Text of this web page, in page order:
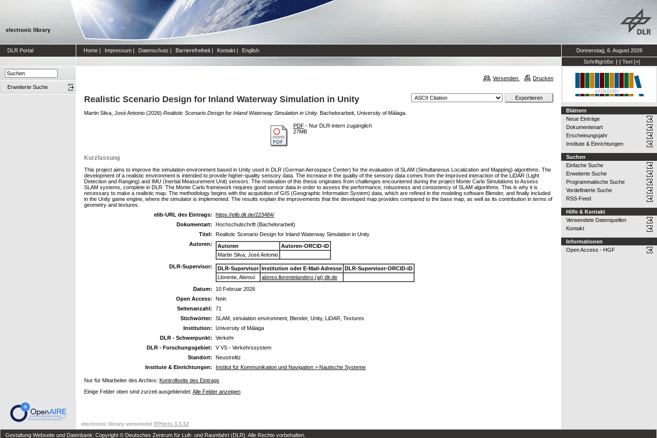
DLR Portal Home | Impressum | Datenschutz | Barrierefreiheit | Kontakt | English
Donnerstag, 6. August 2026
Schriftgröße: [-] Text [+]
Erweiterte Suche
Versenden Drucken
Realistic Scenario Design for Inland Waterway Simulation in Unity
Martin Silva, José Antonio (2026) Realistic Scenario Design for Inland Waterway Simulation in Unity. Bachelorarbeit, University of Málaga.
PDF- Nur DLR-intern zugänglich
27MB
Kurzfassung
This project aims to improve the simulation environment based in Unity used in DLR (German Aerospace Center) for the evaluation of SLAM (Simultaneous Localization and Mapping) algorithms. The
development of a realistic environment is intended to provide higher-quality sensory data. The increase in the quality of the sensory data comes from the improved interaction of the LiDAR (Light
Detection and Ranging) and IMU (Inertial Measurement Unit) sensors. The motivation of this thesis originates from challenges encountered during the project Monte Carlo Simulations to Assess
SLAM systems, complete in DLR. The Monte Carlo framework requires good sensor data in order to assess the performance, robustness and consistency of SLAM algorithms. This is why it is
necessary to make a realistic map. The methodology begins with the acquisition of GIS (Geographic Information System) data, which are refined in the modeling software Blender, and finally included
in the Unity game engine, where the simulator is implemented. The results explain the improvements that the developed map provides compared to the base map, as well as its contribution in terms of
geometry and textures.
elib-URL des Eintrags:
https://elib.dlr.de/223484/
Dokumentart:
Hochschulschrift (Bachelorarbeit)
Titel:
Realistic Scenario Design for Inland Waterway Simulation in Unity
Autoren:
Autoren
Autoren-ORCID-iD
Martin Silva, José Antonio
DLR-Supervisor:
DLR-Supervisor Institution oder E-Mail-Adresse DLR-Supervisor-ORCID-iD
Llorente, Alonso
alonso.llorentelandero (at) dlr.de
Datum:
10 Februar 2026
Open Access:
Nein
Seitenanzahl:
71
Stichwörter:
SLAM, simulation environment, Blender, Unity, LiDAR, Textures
Institution:
University of Málaga
DLR - Schwerpunkt:
Verkehr
DLR - Forschungsgebiet:
V VS - Verkehrssystem
Standort:
Neustrelitz
Institute & Einrichtungen:
Institut für Kommunikation und Navigation > Nautische Systeme
Nur für Mitarbeiter des Archivs: Kontrollseite des Eintrags
Einige Felder oben sind zurzeit ausgeblendet: Alle Felder anzeigen
Blättern
Neue Einträge
Dokumentenart
Erscheinungsjahr
Institute & Einrichtungen
Suchen
Einfache Suche
Erweiterte Suche
Programmatische Suche
Vordefinierte Suche
RSS-Feed
Hilfe & Kontakt
Verwendete Datenquellen
Kontakt
Informationen
Open Access - HGF
electronic library verwendet EPrints 3.3.12
Gestaltung Webseite und Datenbank: Copyright © Deutsches Zentrum für Luft- und Raumfahrt (DLR). Alle Rechte vorbehalten.